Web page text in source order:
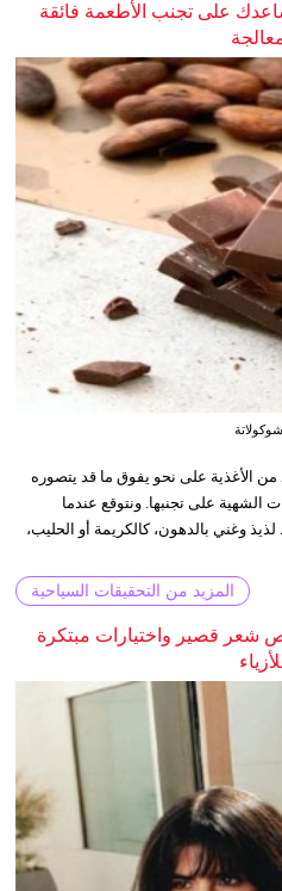
على تجنب الأطعمة فائقة
الأغذية على نحو يفوق ما قد يتصوره
على تجنبها. ونتوقع عندما
وغني بالدهون، كالكريمة أو الحليب،
المزيد من التحقيقات السياحية
شعر قصير واختيارات مبتكرة